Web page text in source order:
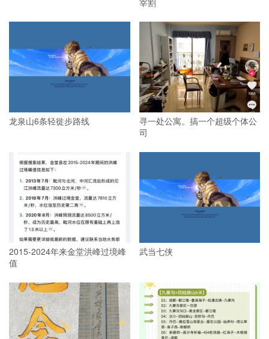
龙泉山6条轻徙步路线
寻一处公寓。搞一个超级个体公
司
2015-2024年来金堂洪峰过境峰
值
武当七侠